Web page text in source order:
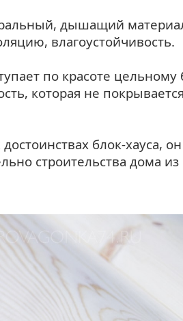
дышащий
влагоустойчивость.
по красоте
которая не
блок-хауса,
строительства дома